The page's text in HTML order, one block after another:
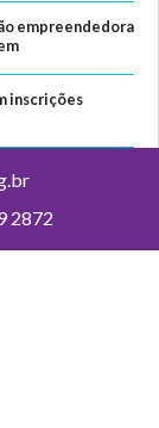
empreendedora
inscrições
2872